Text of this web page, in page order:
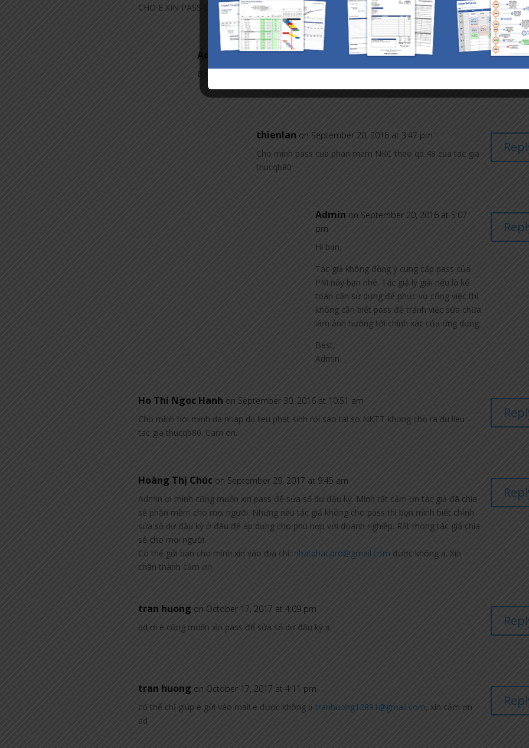
CHO E XIN PASS DE MO KHOA
Admin
on September 20, 2016 at 10:07 am
Bạn cần nói rõ là file của ai bạn nhé
thienlan on September 20, 2016 at 3:47 pm
Cho minh pass cua phan mem NKC theo qd 48 cua tac gia
thucqb80
Admin on September 20, 2016 at 5:07
pm
Hi bạn,
Tác giả không đồng ý cung cấp pass của
PM này bạn nhé. Tác giả lý giải nếu là kế
toán cần sử dụng để phục vụ công việc thì
không cần biết pass để tránh việc sửa chữa
làm ảnh hưởng tới chính xác của ứng dụng.
Best,
Admin.
Ho Thi Ngoc Hanh on September 30, 2016 at 10:51 am
Cho minh hoi minh da nhap du lieu phat sinh roi sao tai so NKTT khong cho ra du lieu –
tac gia thucqb80. Cam on.
Hoàng Thị Chúc on September 29, 2017 at 9:45 am
Admin ơi mình cũng muốn xin pass để sửa số dư đầu kỳ. Mình rất cảm ơn tác giả đã chia
sẻ phần mềm cho mọi người. Nhưng nếu tác giả không cho pass thì bọn mình biết chỉnh
sửa số dư đầu kỳ ở đâu để áp dụng cho phù hợp với doanh nghiệp. Rất mong tác giả chia
sẻ cho mọi người.
Có thể gửi bạn cho mình xin vào địa chỉ: nhatphat.pro@gmail.com được không ạ. Xin
chân thành cảm ơn
tran huong on October 17, 2017 at 4:09 pm
ad ơi e cũng muốn xin pass để sửa số dư đầu kỳ ạ
tran huong on October 17, 2017 at 4:11 pm
có thể chỉ giúp e gửi vào mail e được không ạtranhuong12891@gmail.com, xin cảm ơn
ad